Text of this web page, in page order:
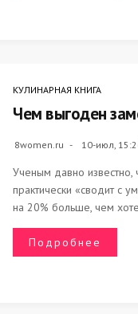
КУЛИНАРНАЯ КНИГА
Чем выгоден
8women.ru 10-июл,
Ученым давно известно,
практически «сводит с
на 20% больше, чем
Подробнее